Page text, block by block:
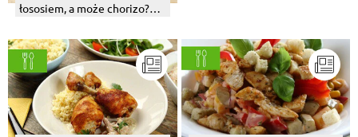
łososiem, a może chorizo?